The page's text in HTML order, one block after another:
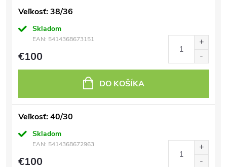
Veľkosť: 38/36
Skladom
EAN: 5414368673151
€100
DO KOŠÍKA
Veľkosť: 40/30
Skladom
EAN: 5414368672963
€100